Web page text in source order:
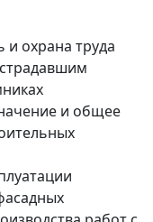
охрана труда
и общее